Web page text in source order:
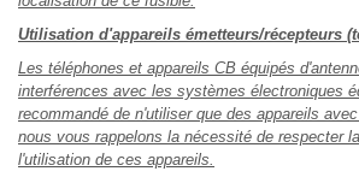
Utilisation d'appareils émetteurs/récepteurs
Les téléphones et appareils CB équipés
interférences avec les systèmes électroniques
recommandé de n'utiliser que des appareils
nous vous rappelons la nécessité de respecter
l'utilisation de ces appareils.